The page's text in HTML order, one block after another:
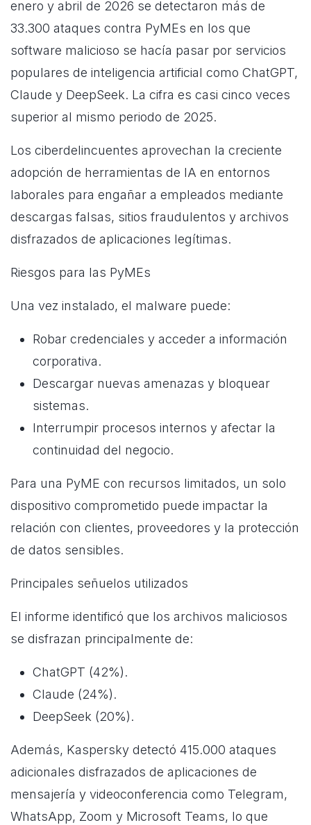
enero y abril de 2026 se detectaron más de
33.300 ataques contra PyMEs en los que
software malicioso se hacía pasar por servicios
populares de inteligencia artificial como ChatGPT,
Claude y DeepSeek. La cifra es casi cinco veces
superior al mismo periodo de 2025.
Los ciberdelincuentes aprovechan la creciente
adopción de herramientas de IA en entornos
laborales para engañar a empleados mediante
descargas falsas, sitios fraudulentos y archivos
disfrazados de aplicaciones legítimas.
Riesgos para las PyMEs
Una vez instalado, el malware puede:
Robar credenciales y acceder a información
corporativa.
Descargar nuevas amenazas y bloquear
sistemas.
Interrumpir procesos internos y afectar la
continuidad del negocio.
Para una PyME con recursos limitados, un solo
dispositivo comprometido puede impactar la
relación con clientes, proveedores y la protección
de datos sensibles.
Principales señuelos utilizados
El informe identificó que los archivos maliciosos
se disfrazan principalmente de:
ChatGPT (42%).
Claude (24%).
DeepSeek (20%).
Además, Kaspersky detectó 415.000 ataques
adicionales disfrazados de aplicaciones de
mensajería y videoconferencia como Telegram,
WhatsApp, Zoom y Microsoft Teams, lo que